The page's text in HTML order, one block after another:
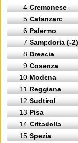
4 Cremonese
5 Catanzaro
6 Palermo
7 Sampdoria (-2)
8 Brescia
9 Cosenza
10 Modena
11 Reggiana
12 Sudtirol
13 Pisa
14 Cittadella
15 Spezia